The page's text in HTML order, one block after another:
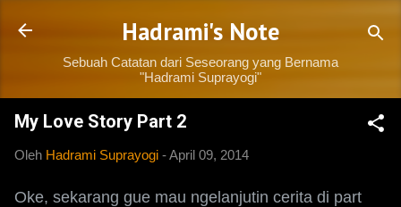
Langsung ke konten utama
Hadrami's Note
Sebuah Catatan dari Seseorang yang Bernama
"Hadrami Suprayogi"
My Love Story Part 2
Oleh Hadrami Suprayogi -April 09, 2014
Oke, sekarang gue mau ngelanjutin cerita di part